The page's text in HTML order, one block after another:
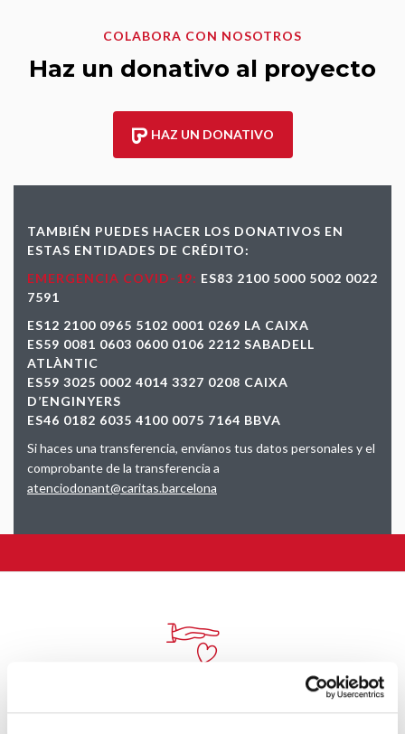
COLABORA CON NOSOTROS
Haz un donativo al proyecto
HAZ UN DONATIVO
TAMBIÉN PUEDES HACER LOS DONATIVOS EN
ESTAS ENTIDADES DE CRÉDITO:
EMERGENCIA COVID-19: ES83 2100 5000 5002 0022
7591
ES12 2100 0965 5102 0001 0269 LA CAIXA
ES59 0081 0603 0600 0106 2212 SABADELL
ATLÀNTIC
ES59 3025 0002 4014 3327 0208 CAIXA
D’ENGINYERS
ES46 0182 6035 4100 0075 7164 BBVA
Si haces una transferencia, envíanos tus datos personales y el
comprobante de la transferencia a
atenciodonant@caritas.barcelona
¿NECESITAS AYUDA?